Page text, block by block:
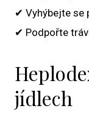
✔ Vyhýbejte se
✔ Podpořte
jídlech